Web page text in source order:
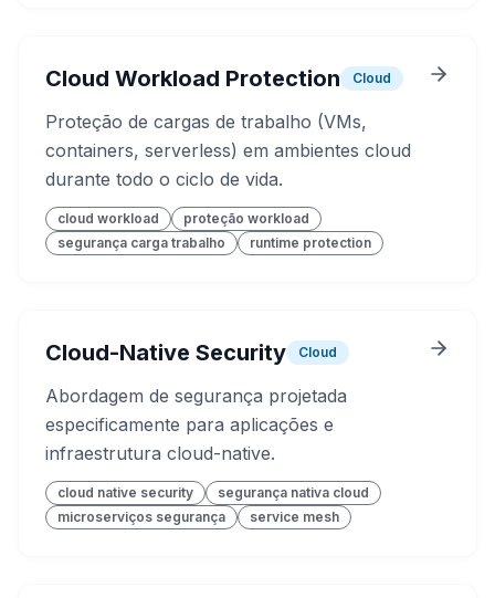
Cloud Workload Protection Cloud
Proteção de cargas de trabalho (VMs,
containers, serverless) em ambientes cloud
durante todo o ciclo de vida.
cloud workload
proteção workload
segurança carga trabalho
runtime protection
Cloud-Native Security Cloud
Abordagem de segurança projetada
especificamente para aplicações e
infraestrutura cloud-native.
cloud native security
segurança nativa cloud
microserviços segurança
service mesh